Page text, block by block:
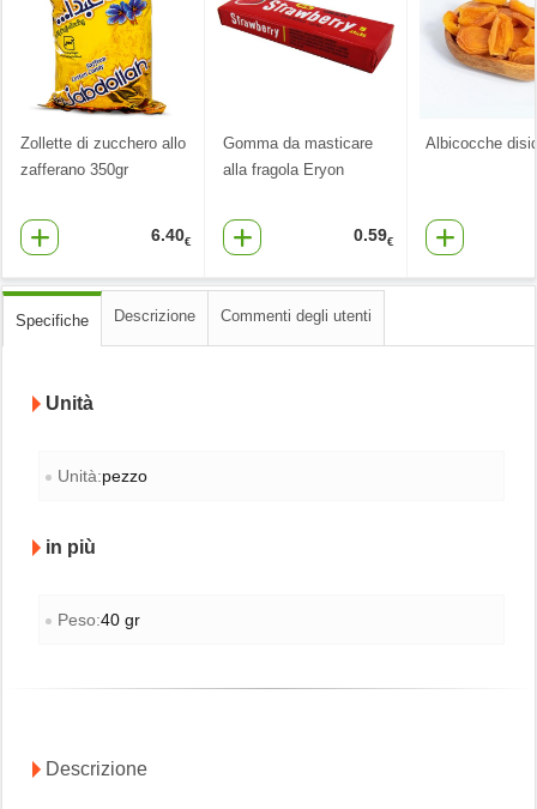
Zollette di zucchero allo
zafferano 350gr
6.40€
Gomma da masticare
alla fragola Eryon
0.59€
Albicocche
Specifiche Descrizione Commenti degli utenti
Unità
Unità:pezzo
in più
Peso:40 gr
Descrizione